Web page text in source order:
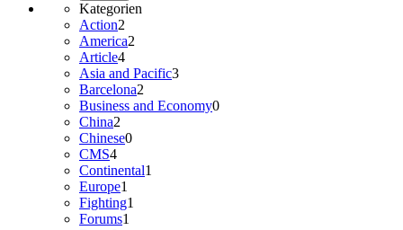
Kategorien
Action2
America2
Article4
Asia and Pacific3
Barcelona2
Business and Economy0
China2
Chinese0
CMS4
Continental1
Europe1
Fighting1
Forums1